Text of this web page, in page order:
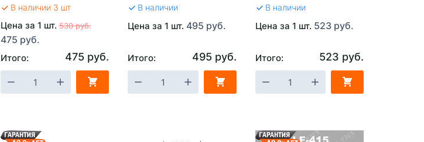
В наличии 3 шт
Цена за 1 шт.530 руб.
475 руб.
Итого: 475 руб.
В наличии
Цена за 1 шт. 495 руб.
Итого: 495 руб.
В наличии
Цена за 1 шт. 523 руб.
Итого: 523 руб.